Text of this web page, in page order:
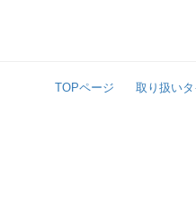
TOPページ 取り扱い